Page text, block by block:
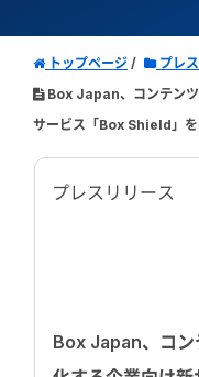
トップページ プレ
Box Japan、コンテンツ
サービス「Box Shield」を
プレスリリース
Box Japan、コン